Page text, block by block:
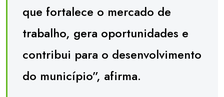
que fortalece o mercado de
trabalho, gera oportunidades e
contribui para o desenvolvimento
do município”, afirma.